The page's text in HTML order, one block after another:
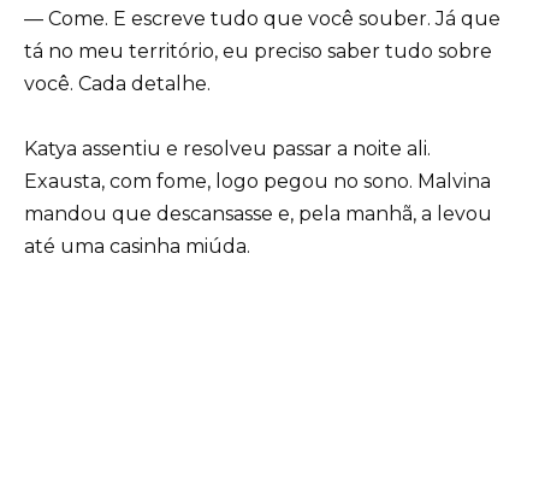
— Come. E escreve tudo que você souber. Já que
tá no meu território, eu preciso saber tudo sobre
você. Cada detalhe.
Katya assentiu e resolveu passar a noite ali.
Exausta, com fome, logo pegou no sono. Malvina
mandou que descansasse e, pela manhã, a levou
até uma casinha miúda.